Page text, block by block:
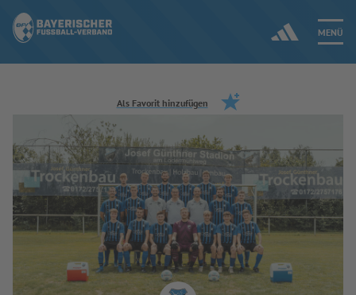
MENÜ
Jetzt einloggen
ERGEBNISSE & WETTBEWERBE
NEUIGKEITEN
SPIELBETRIEB & VERBANDSLEBEN
AUSBILDUNG & FÖRDERUNG
Als Favorit hinzufügen